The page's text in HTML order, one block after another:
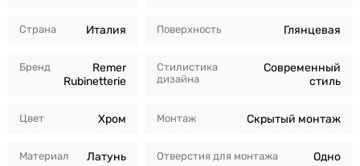
Страна Италия
Бренд
Remer
Rubinetterie
Цвет Хром
Материал Латунь
Поверхность Глянцевая
Стилистика
дизайна
Современный
стиль
Монтаж Скрытый монтаж
Отверстия для монтажа Одно